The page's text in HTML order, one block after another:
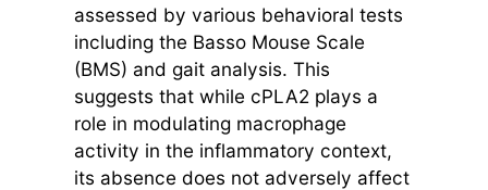
assessed by various behavioral tests
including the Basso Mouse Scale
(BMS) and gait analysis. This
suggests that while cPLA2 plays a
role in modulating macrophage
activity in the inflammatory context,
its absence does not adversely affect